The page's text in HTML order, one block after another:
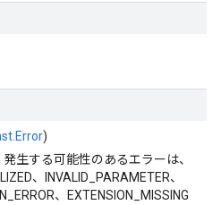
)
生する可能性のあるエラーは、
、INVALID_PARAMETER、
、EXTENSION_MISSING